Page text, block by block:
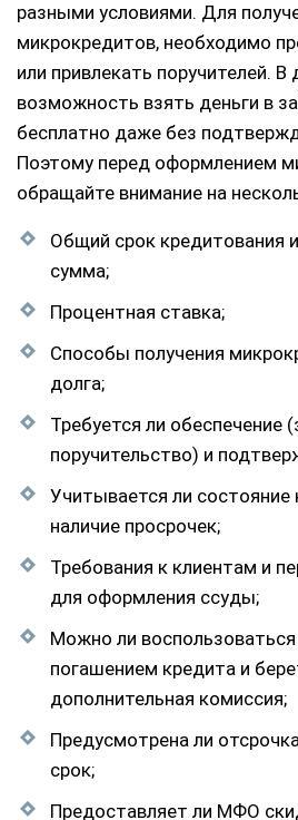
разными условиями. Для
микрокредитов, необходимо
или привлекать поручителей.
возможность взять деньги в
бесплатно даже без
Поэтому перед оформлением
обращайте внимание на
Общий срок кредитования
сумма;
Процентная ставка;
Способы получения
долга;
Требуется ли обеспечение
поручительство) и
Учитывается ли состояние
наличие просрочек;
Требования к клиентам и
для оформления ссуды;
Можно ли
погашением кредита и
дополнительная комиссия;
Предусмотрена ли
срок;
Предоставляет ли МФО